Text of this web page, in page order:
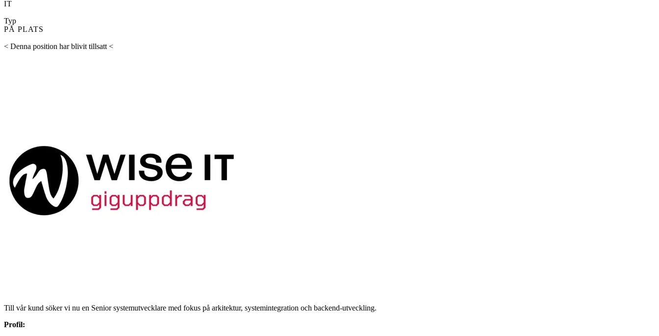
IT
Typ
PÅ PLATS
< Denna position har blivit tillsatt <
Till vår kund söker vi nu en Senior systemutvecklare med fokus på arkitektur, systemintegration och backend-utveckling.
Profil: